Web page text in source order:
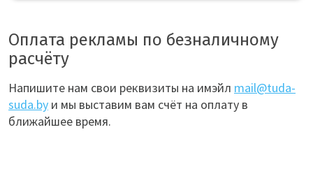
Оплата рекламы по безналичному
расчёту
Напишите нам свои реквизиты на имэйл mail@tuda-
suda.by и мы выставим вам счёт на оплату в
ближайшее время.